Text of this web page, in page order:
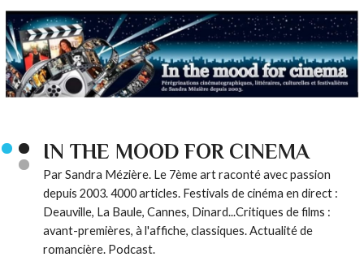
IN THE MOOD FOR CINEMA
Par Sandra Mézière. Le 7ème art raconté avec passion
depuis 2003. 4000 articles. Festivals de cinéma en direct :
Deauville, La Baule, Cannes, Dinard...Critiques de films :
avant-premières, à l'affiche, classiques. Actualité de
romancière. Podcast.